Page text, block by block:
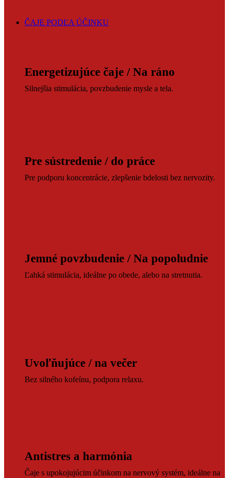
ČAJE PODĽA ÚČINKU
Energetizujúce čaje / Na ráno
Silnejšia stimulácia, povzbudenie mysle a tela.
Pre sústredenie / do práce
Pre podporu koncentrácie, zlepšenie bdelosti bez nervozity.
Jemné povzbudenie / Na popoludnie
Ľahká stimulácia, ideálne po obede, alebo na stretnutia.
Uvoľňujúce / na večer
Bez silného kofeínu, podpora relaxu.
Antistres a harmónia
Čaje s upokojujúcim účinkom na nervový systém, ideálne na